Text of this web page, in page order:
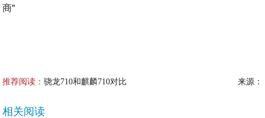
商"
推荐阅读：骁龙710和麒麟710对比 来源：
相关阅读